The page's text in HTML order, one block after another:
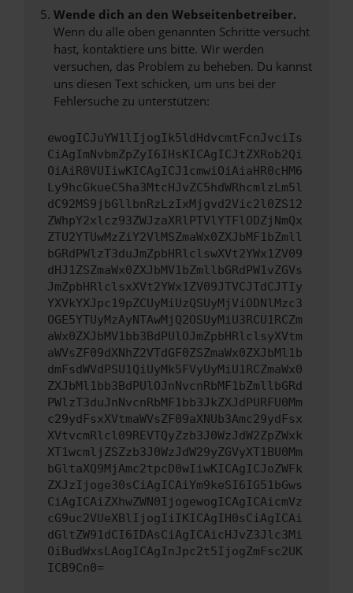
Wende dich an den Webseitenbetreiber.
Wenn du alle oben genannten Schritte versucht
hast, kontaktiere uns bitte. Wir werden
versuchen, das Problem zu beheben. Du kannst
uns diesen Text schicken, um uns bei der
Fehlersuche zu unterstützen:
ewogICJuYW1lIjogIk5ldHdvcmtFcnJvciIs
CiAgImNvbmZpZyI6IHsKICAgICJtZXRob2Qi
OiAiR0VUIiwKICAgICJ1cmwiOiAiaHR0cHM6
Ly9hcGkueC5ha3MtcHJvZC5hdWRhcmlzLm5l
dC92MS9jbGllbnRzLzIxMjgvd2Vic2l0ZS12
ZWhpY2xlcz93ZWJzaXRlPTVlYTFlODZjNmQx
ZTU2YTUwMzZiY2VlMSZmaWx0ZXJbMF1bZmll
bGRdPWlzT3duJmZpbHRlclswXVt2YWx1ZV09
dHJ1ZSZmaWx0ZXJbMV1bZmllbGRdPW1vZGVs
JmZpbHRlclsxXVt2YWx1ZV09JTVCJTdCJTIy
YXVkYXJpc19pZCUyMiUzQSUyMjViODNlMzc3
OGE5YTUyMzAyNTAwMjQ2OSUyMiU3RCU1RCZm
aWx0ZXJbMV1bb3BdPUlOJmZpbHRlclsyXVtm
aWVsZF09dXNhZ2VTdGF0ZSZmaWx0ZXJbMl1b
dmFsdWVdPSU1QiUyMk5FVyUyMiU1RCZmaWx0
ZXJbMl1bb3BdPUlOJnNvcnRbMF1bZmllbGRd
PWlzT3duJnNvcnRbMF1bb3JkZXJdPURFU0Mm
c29ydFsxXVtmaWVsZF09aXNUb3Amc29ydFsx
XVtvcmRlcl09REVTQyZzb3J0WzJdW2ZpZWxk
XT1wcmljZSZzb3J0WzJdW29yZGVyXT1BU0Mm
bGltaXQ9MjAmc2tpcD0wIiwKICAgICJoZWFk
ZXJzIjoge30sCiAgICAiYm9keSI6IG51bGws
CiAgICAiZXhwZWN0IjogewogICAgICAicmVz
cG9uc2VUeXBlIjogIiIKICAgIH0sCiAgICAi
dGltZW91dCI6IDAsCiAgICAicHJvZ3Jlc3Mi
OiBudWxsLAogICAgInJpc2t5IjogZmFsc2UK
ICB9Cn0=